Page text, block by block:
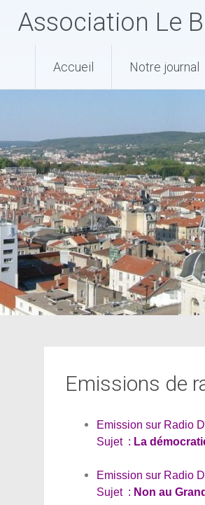
Association Le
Accueil Notre journal
Emissions de
Emission sur Radio
Sujet : La
Emission sur Radio
Sujet : Non au